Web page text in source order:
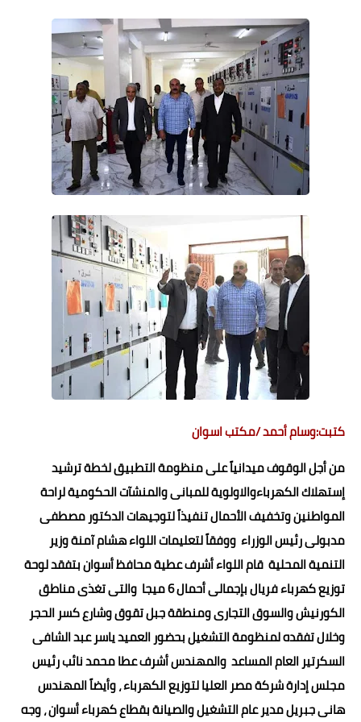
حوادث وقضايا
خدمات
الصحه والجمال
فن المطبخ
مقالات
كتبت:وسام أحمد /مكتب اسوان
من أجل الوقوف ميدانياً على منظومة التطبيق لخطة ترشيد
إستهلاك الكهرباءوالاولوية للمبانى والمنشآت الحكومية لراحة
المواطنين وتخفيف الأحمال تنفيذاً لتوجيهات الدكتور مصطفى
مدبولى رئيس الوزراء ووفقاً لتعليمات اللواء هشام آمنة وزير
التنمية المحلية قام اللواء أشرف عطية محافظ أسوان بتفقد لوحة
توزيع كهرباء فريال بإجمالى أحمال 6 ميجا والتى تغذى مناطق
الكورنيش والسوق التجارى ومنطقة جبل تقوق وشارع كسر الحجر
وخلال تفقده لمنظومة التشغيل بحضور العميد ياسر عبد الشافى
السكرتير العام المساعد والمهندس أشرف عطا محمد نائب رئيس
مجلس إدارة شركة مصر العليا لتوزيع الكهرباء ، وأيضاً المهندس
هانى جبريل مدير عام التشغيل والصيانة بقطاع كهرباء أسوان ، وجه